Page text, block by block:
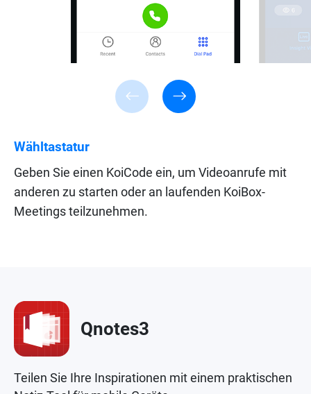
Wähltastatur
Geben Sie einen KoiCode ein, um Videoanrufe mit
anderen zu starten oder an laufenden KoiBox-
Meetings teilzunehmen.
Qnotes3
Teilen Sie Ihre Inspirationen mit einem praktischen